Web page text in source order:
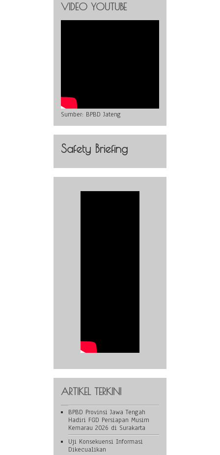
VIDEO YOUTUBE
Sumber: BPBD Jateng
Safety Briefing
ARTIKEL TERKINI
BPBD Provinsi Jawa Tengah
Hadiri FGD Persiapan Musim
Kemarau 2026 di Surakarta
Uji Konsekuensi Informasi
Dikecualikan